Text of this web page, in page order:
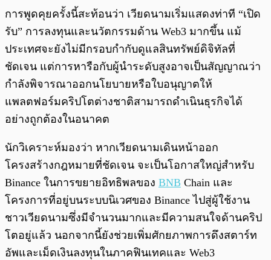
การพูดคุยครั้งนี้สะท้อนว่า เวียดนามเริ่มแสดงท่าที “เปิด
รับ” การลงทุนและนวัตกรรมด้าน Web3 มากขึ้น แม้
ประเทศจะยังไม่มีกรอบกำกับดูแลสินทรัพย์ดิจิทัลที่
ชัดเจน แต่การหารือกับผู้นำระดับสูงอาจเป็นสัญญาณว่า
กำลังพิจารณาออกนโยบายหรือใบอนุญาตให้
แพลตฟอร์มคริปโตต่างชาติสามารถดำเนินธุรกิจได้
อย่างถูกต้องในอนาคต
นักวิเคราะห์มองว่า หากเวียดนามเดินหน้าออก
โครงสร้างกฎหมายที่ชัดเจน จะเป็นโอกาสใหญ่สำหรับ
Binance ในการขยายอิทธิพลของ BNB Chain และ
โครงการที่อยู่บนระบบนิเวศของ Binance ไปสู่ผู้ใช้งาน
ชาวเวียดนามซึ่งมีจำนวนมากและมีความสนใจด้านคริป
โตอยู่แล้ว นอกจากนี้ยังช่วยเพิ่มศักยภาพการดึงสตาร์ท
อัพและเม็ดเงินลงทุนในภาคฟินเทคและ Web3